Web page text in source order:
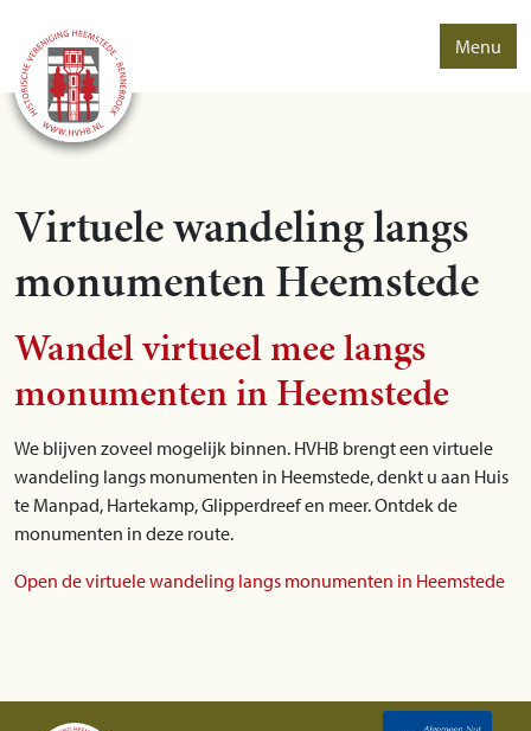
Menu
Virtuele wandeling langs
monumenten Heemstede
Wandel virtueel mee langs
monumenten in Heemstede
We blijven zoveel mogelijk binnen. HVHB brengt een virtuele
wandeling langs monumenten in Heemstede, denkt u aan Huis
te Manpad, Hartekamp, Glipperdreef en meer. Ontdek de
monumenten in deze route.
Open de virtuele wandeling langs monumenten in Heemstede